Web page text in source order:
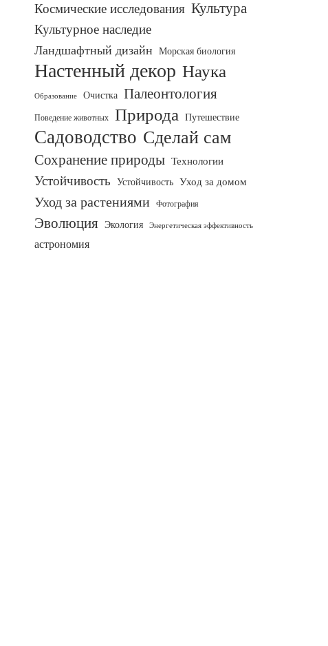
Космические исследования Культура
Культурное наследие
Ландшафтный дизайн Морская биология
Настенный декор Наука
Образование Очистка Палеонтология
Поведение животных Природа Путешествие
Садоводство Сделай сам
Сохранение природы Технологии
Устойчивость Устойчивость Уход за домом
Уход за растениями Фотография
Эволюция Экология Энергетическая эффективность
астрономия